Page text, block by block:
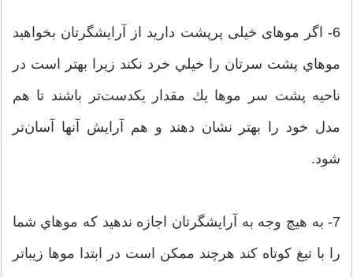
6- اگر موهای خیلی پرپشت داريد از آرایشگرتان بخواهید
موهاي پشت سرتان را خيلي خرد نکند زيرا بهتر است در
ناحيه پشت سر موها يك مقدار يكدست‌تر باشند تا هم
مدل خود را بهتر نشان دهند و هم آرایش آنها آسان‌تر
شود.
7- به هیچ وجه به آرایشگرتان اجازه ندهید که موهاي شما
را با تيغ كوتاه کند هرچند ممكن است در ابتدا موها زيباتر